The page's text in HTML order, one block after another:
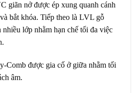
giãn nở được ép xung quanh cánh
bắt khóa. Tiếp theo là LVL gỗ
lớp nhằm hạn chế tối đa việc
Comb được gia cố ở giữa nhằm tối
âm.